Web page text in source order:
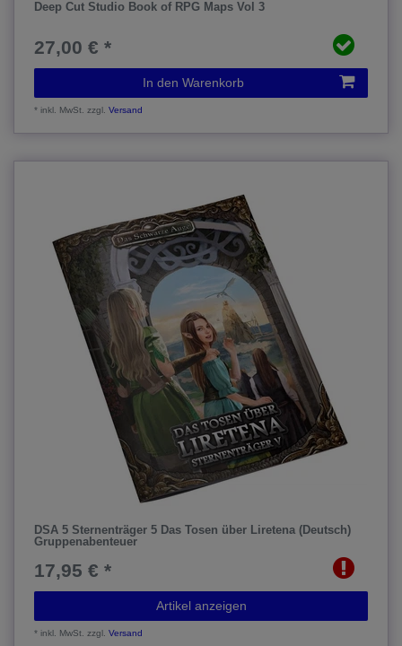
Deep Cut Studio Book of RPG Maps Vol 3
27,00 € *
In den Warenkorb
*inkl. MwSt. zzgl.Versand
DSA 5 Sternenträger 5 Das Tosen über Liretena (Deutsch)
Gruppenabenteuer
17,95 € *
Artikel anzeigen
*inkl. MwSt. zzgl.Versand